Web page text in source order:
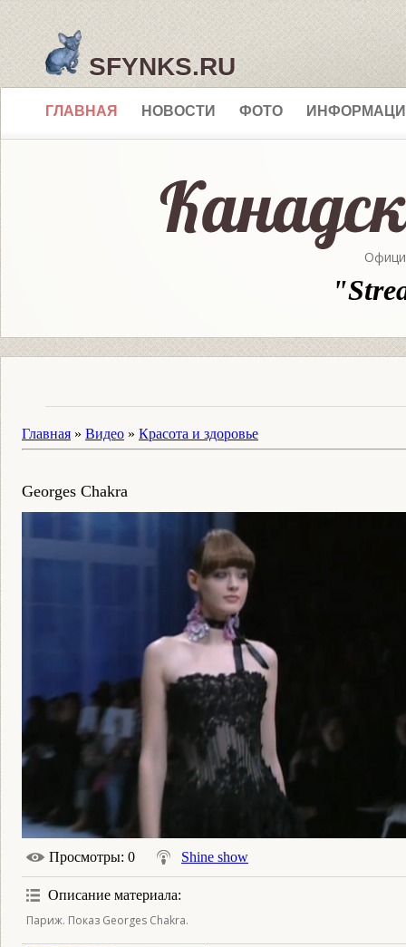
SFYNKS.RU
ГЛАВНАЯ НОВОСТИ ФОТО
Главная » Видео » Красота и здоровье
Georges Chakra
Просмотры: 0 Shine show
Описание материала:
Париж. Показ Georges Chakra.